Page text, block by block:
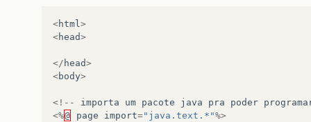
<html >
<head>
</ head>
<body>
<!-- importa um pacote java pra poder
<%@ page import="java.text.*"%>